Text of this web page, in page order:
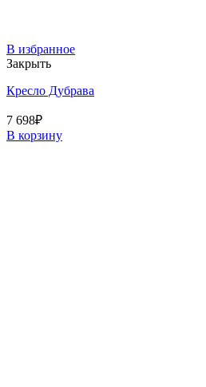
В избранное
Закрыть
Кресло Дубрава
7 698₽
В корзину